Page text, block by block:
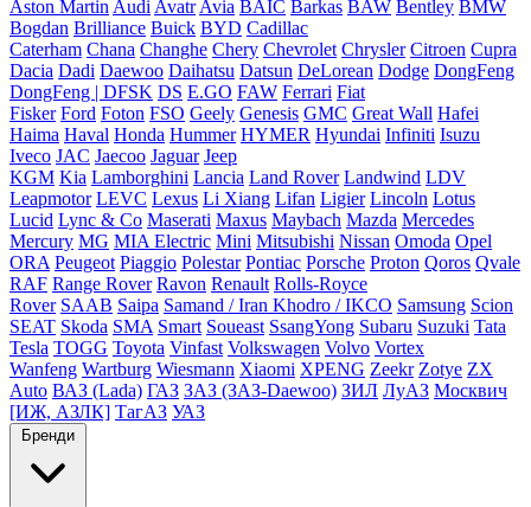
Aston Martin Audi Avatr Avia BAIC Barkas BAW Bentley BMW
Bogdan Brilliance Buick BYD Cadillac
Caterham Chana Changhe Chery Chevrolet Chrysler Citroen Cupra
Dacia Dadi Daewoo Daihatsu Datsun DeLorean Dodge DongFeng
DongFeng | DFSK DS E.GO FAW Ferrari Fiat
Fisker Ford Foton FSO Geely Genesis GMC Great Wall Hafei
Haima Haval Honda Hummer HYMER Hyundai Infiniti Isuzu
Iveco JAC Jaecoo Jaguar Jeep
KGM Kia Lamborghini Lancia Land Rover Landwind LDV
Leapmotor LEVC Lexus Li Xiang Lifan Ligier Lincoln Lotus
Lucid Lync & Co Maserati Maxus Maybach Mazda Mercedes
Mercury MG MIA Electric Mini Mitsubishi Nissan Omoda Opel
ORA Peugeot Piaggio Polestar Pontiac Porsche Proton Qoros Qvale
RAF Range Rover Ravon Renault Rolls-Royce
Rover SAAB Saipa Samand / Iran Khodro / IKCO Samsung Scion
SEAT Skoda SMA Smart Soueast SsangYong Subaru Suzuki Tata
Tesla TOGG Toyota Vinfast Volkswagen Volvo Vortex
Wanfeng Wartburg Wiesmann Xiaomi XPENG Zeekr Zotye ZX
Auto ВАЗ (Lada) ГАЗ ЗАЗ (ЗАЗ-Daewoo) ЗИЛ ЛуАЗ Москвич
[ИЖ, АЗЛК] ТагАЗ УАЗ
Бренди